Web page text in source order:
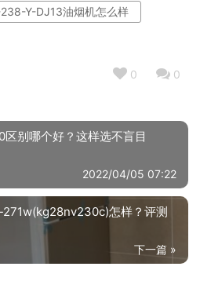
Y-DJ13油烟机怎么样
0 0
别哪个好？这样选不盲目
2022/04/05 07:22
271w(kg28nv230c)怎样？评测
下一篇 »